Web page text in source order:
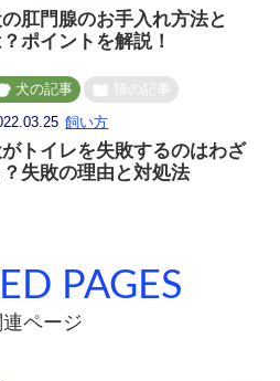
肛門腺のお手入れ方法と
ポイントを解説！
犬の記事
猫の記事
飼い方
トイレを失敗するのはわざ
？失敗の理由と対処法
PAGES
連ページ